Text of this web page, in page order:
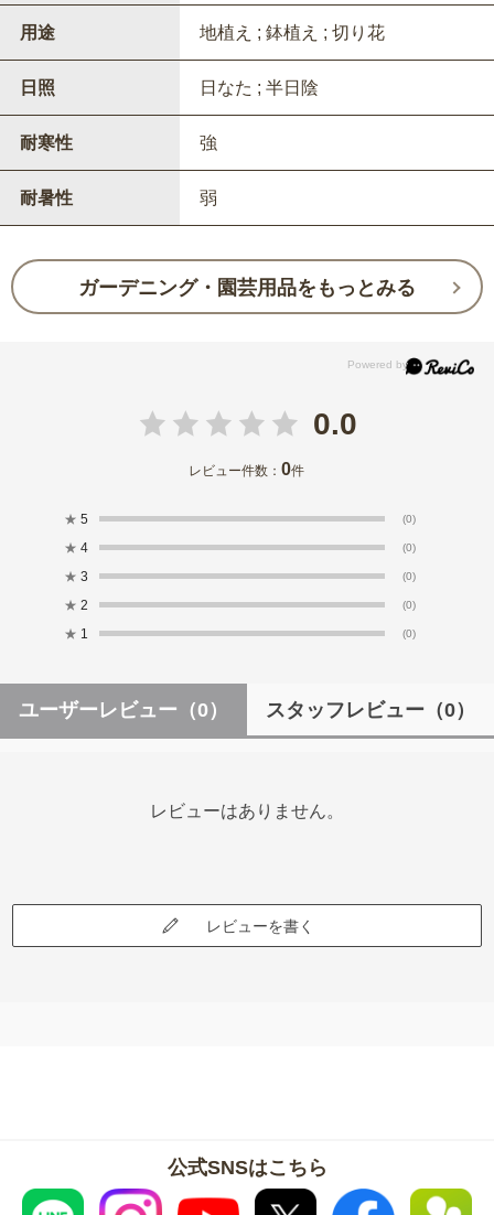
用途 地植え ; 鉢植え ; 切り花
日照 日なた ; 半日陰
耐寒性 強
耐暑性 弱
ガーデニング・園芸用品をもっとみる
0.0
レビュー件数：0件
★ 5 (0)
★ 4 (0)
★ 3 (0)
★ 2 (0)
★ 1 (0)
ユーザーレビュー （0） スタッフレビュー （0）
レビューはありません。
レビューを書く
公式SNSはこちら